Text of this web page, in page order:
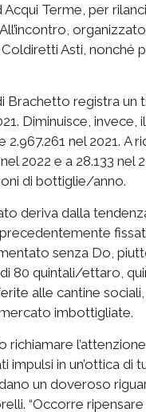
Terme, per
Asti, nonché
registra un
Diminuisce,
2.967.261 nel 2021.
2022 e a 28.133 nel
di bottiglie/anno.
deriva dalla
senza Do,
80 quintali/ettaro,
alle cantine
imbottigliate.
richiamare
in un’ottica di
un doveroso
“Occorre